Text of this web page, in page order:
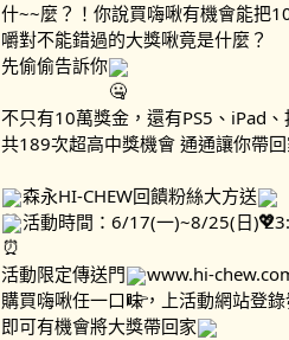
什~~麼？！你說買嗨啾有機會能把
嚼對不能錯過的大獎啾竟是什麼？
先偷偷告訴你
不只有10萬獎金，還有PS5、iPad
共189次超高中獎機會 通通讓你帶
森永HI-CHEW回饋粉絲大方送
活動時間：6/17(一)~8/25(日)
活動限定傳送門
www.hi-
購買嗨啾任一口味，上活動網站登
即可有機會將大獎帶回家